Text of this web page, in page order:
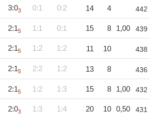
3:03 0:1 0:2 14 4 442
2:15 1:1 0:1 15 8 1,00 439
2:15 1:2 1:2 11 10 438
2:15 2:2 1:2 13 8 436
2:15 1:2 1:3 15 8 1,00 432
2:03 1:3 1:4 20 10 0,50 431